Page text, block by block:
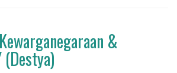
&
(Destya)